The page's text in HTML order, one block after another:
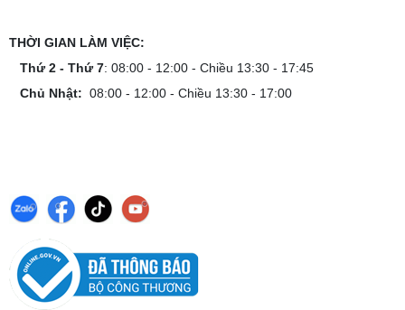
phù hợp, đảm bảo hệ thống vận hành ổn định và
copy nhanh.
Nâng cấp pc nên nâng gì trước để tối ưu chi phí và
tăng hiệu năng tối đa? Xem ngay thứ tự ưu tiên
nâng cấp linh kiện PC chi tiết trong bài viết này!
THỜI GIAN LÀM VIỆC:
Thứ 2 - Thứ 7: 08:00 - 12:00 - Chiều 13:30 - 17:45
Chủ Nhật: 08:00 - 12:00 - Chiều 13:30 - 17:00